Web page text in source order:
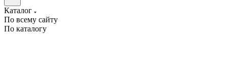
Каталог
По всему сайту
По каталогу